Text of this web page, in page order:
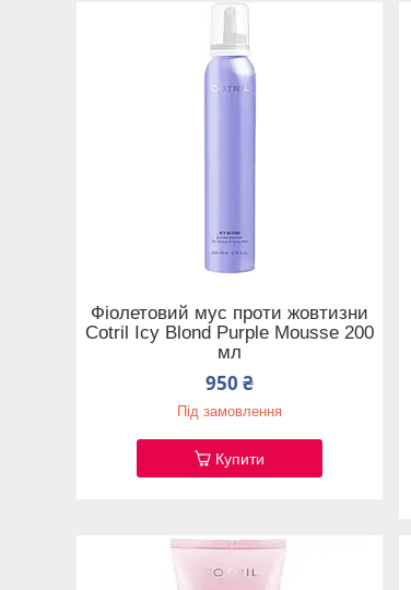
Фіолетовий мус проти жовтизни
Cotril Icy Blond Purple Mousse 200
мл
950 ₴
Під замовлення
Купити